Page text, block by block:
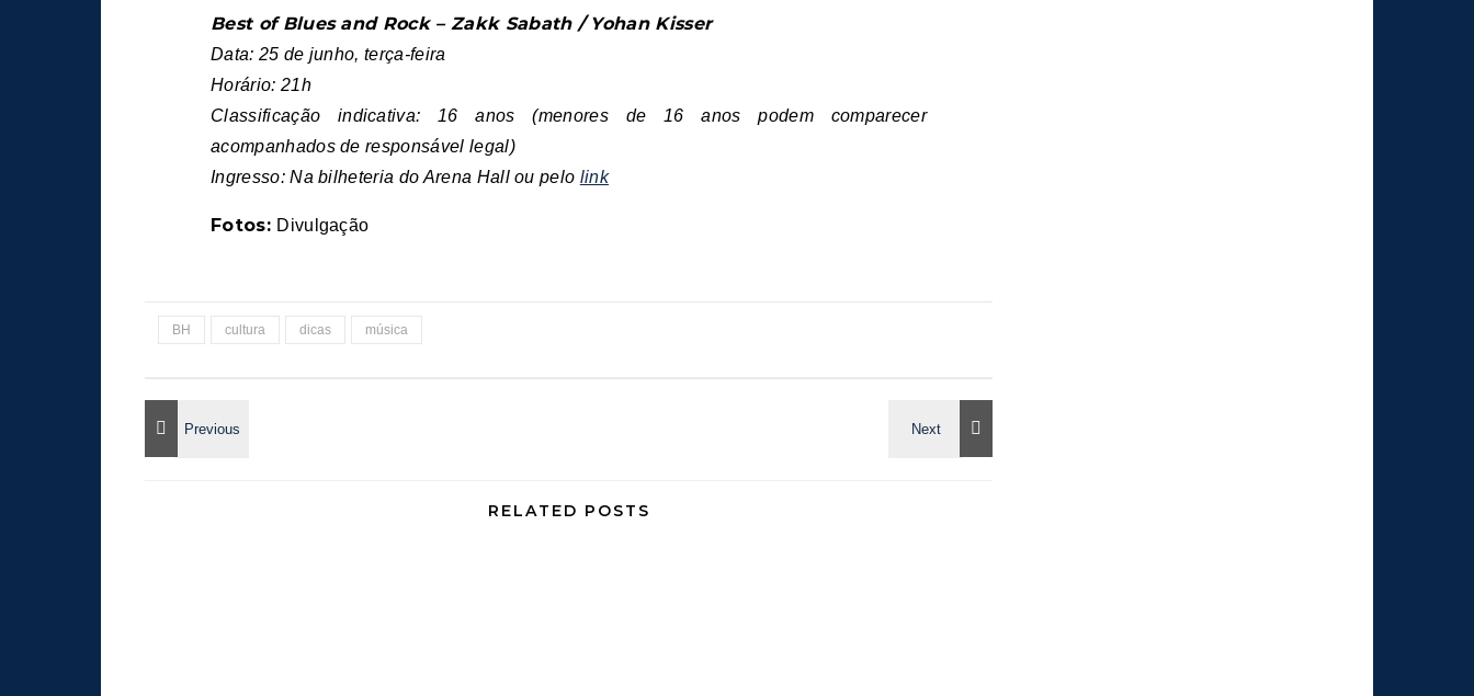
Best of Blues and Rock – Zakk Sabath / Yohan Kisser
Data: 25 de junho, terça-feira
Horário: 21h
Classificação indicativa: 16 anos (menores de 16 anos podem comparecer
acompanhados de responsável legal)
Ingresso: Na bilheteria do Arena Hall ou pelo link
Fotos: Divulgação
BH cultura dicas música
RELATED POSTS